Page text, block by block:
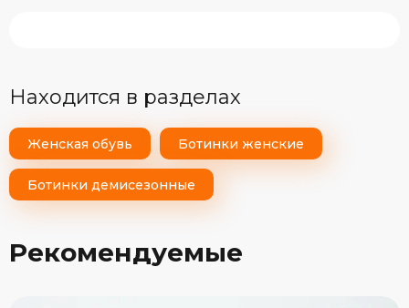
Находится в разделах
Женская обувь Ботинки женские
Ботинки демисезонные
Рекомендуемые